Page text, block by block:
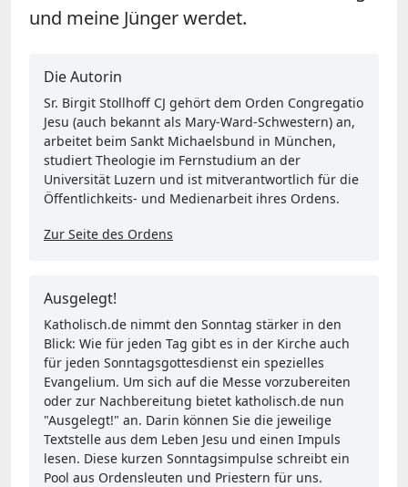
und meine Jünger werdet.
Die Autorin
Sr. Birgit Stollhoff CJ gehört dem Orden Congregatio
Jesu (auch bekannt als Mary-Ward-Schwestern) an,
arbeitet beim Sankt Michaelsbund in München,
studiert Theologie im Fernstudium an der
Universität Luzern und ist mitverantwortlich für die
Öffentlichkeits- und Medienarbeit ihres Ordens.
Zur Seite des Ordens
Ausgelegt!
Katholisch.de nimmt den Sonntag stärker in den
Blick: Wie für jeden Tag gibt es in der Kirche auch
für jeden Sonntagsgottesdienst ein spezielles
Evangelium. Um sich auf die Messe vorzubereiten
oder zur Nachbereitung bietet katholisch.de nun
"Ausgelegt!" an. Darin können Sie die jeweilige
Textstelle aus dem Leben Jesu und einen Impuls
lesen. Diese kurzen Sonntagsimpulse schreibt ein
Pool aus Ordensleuten und Priestern für uns.